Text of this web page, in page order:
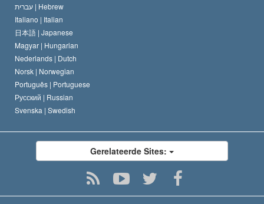
עברית | Hebrew
Italiano | Italian
日本語 | Japanese
Magyar | Hungarian
Nederlands | Dutch
Norsk | Norwegian
Português | Portuguese
Русский | Russian
Svenska | Swedish
Gerelateerde Sites: